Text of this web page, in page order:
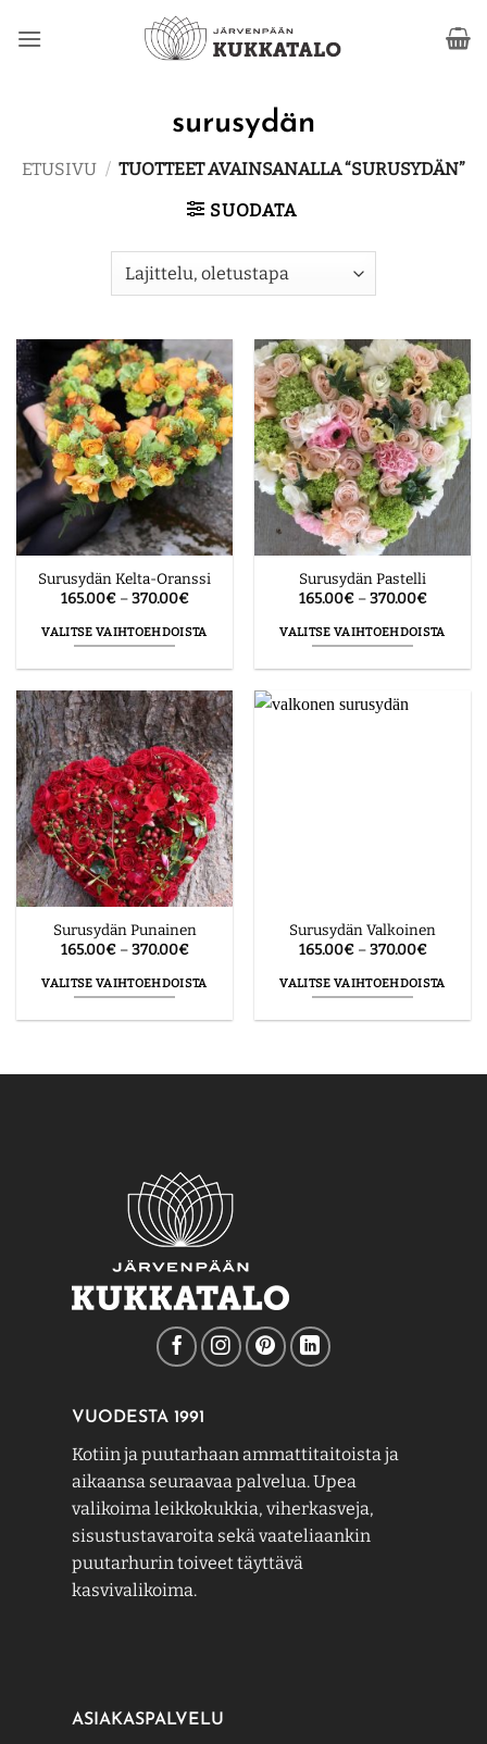
surusydän
ETUSIVU / TUOTTEET AVAINSANALLA “SURUSYDÄN”
SUODATA
Surusydän Kelta-Oranssi
165.00€ – 370.00€Hintaluokka:
-
370.00€
VALITSE VAIHTOEHDOISTA
on
useampi
muunnelma.
Voit
tehdä
valinnat
tuotteen
sivulla.
Surusydän Pastelli
165.00€ – 370.00€
-
370.00€
VALITSE VAIHTOEHDOISTA
on
Surusydän Punainen
165.00€ – 370.00€Hintaluokka:
-
370.00€
VALITSE VAIHTOEHDOISTA
useampi
valinnat
tuotteen
sivulla.
Surusydän Valkoinen
165.00€ – 370.00€
-
370.00€
VALITSE VAIHTOEHDOISTA
useampi
VUODESTA 1991
Kotiin ja puutarhaan ammattitaitoista ja
aikaansa seuraavaa palvelua. Upea
valikoima leikkokukkia, viherkasveja,
sisustustavaroita sekä vaateliaankin
puutarhurin toiveet täyttävä
kasvivalikoima.
ASIAKASPALVELU